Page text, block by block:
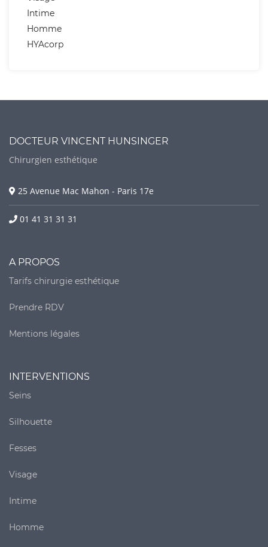
Intime
Homme
HYAcorp
DOCTEUR VINCENT HUNSINGER
Chirurgien esthétique
25 Avenue Mac Mahon - Paris 17e
01 41 31 31 31
A PROPOS
Tarifs chirurgie esthétique
Prendre RDV
Mentions légales
INTERVENTIONS
Seins
Silhouette
Fesses
Visage
Intime
Homme